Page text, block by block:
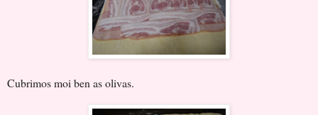
Cubrimos moi ben as olivas.